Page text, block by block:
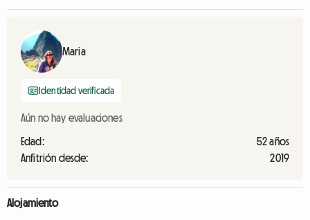
Maria
Identidad verificada
Aún no hay evaluaciones
Edad:
52 años
Anfitrión desde:
2019
Alojamiento